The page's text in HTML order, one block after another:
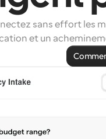
sans effort les
et un